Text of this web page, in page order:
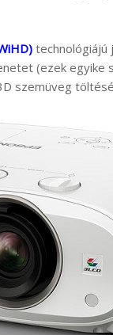
(ezek egyike
szemüveg